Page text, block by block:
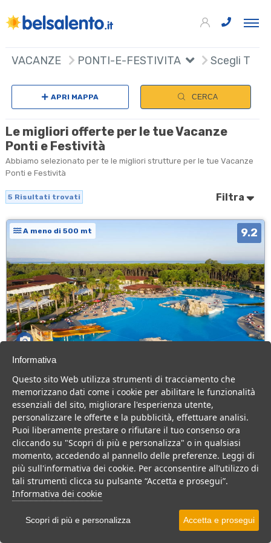
VACANZE PONTI-E-FESTIVITA Scegli
APRI MAPPA CERCA
Le migliori offerte per le tue Vacanze
Ponti e Festività
Abbiamo selezionato per te le migliori strutture per le tue Vacanze
Ponti e Festività
5 Risultati trovati Filtra
A meno di 500 mt 9.2
Calabria
Calabria > Calabria tirrenica > Pizzo Calabro
518 Camere
Grande Resort 4 stelle, sul mare, tanti servizi per il divertimento
della famiglia ed il relax delle coppie
Villaggio Resort Centro Benessere
VEDI SU MAPPA
+
Informativa
Questo sito Web utilizza strumenti di tracciamento che
memorizzano dati come i cookie per abilitare le funzionalità
essenziali del sito, migliorare l'esperienza utente,
personalizzare le offerte e la pubblicità, effettuare analisi.
Puoi liberamente prestare o rifiutare il tuo consenso ora
cliccando su "Scopri di più e personalizza" o in qualsiasi
momento, accedendo al pannello delle preferenze. Leggi di
più sull'informativa dei cookie. Per acconsentire all’utilizzo di
tali strumenti clicca su pulsante “Accetta e prosegui”.
Informativa dei cookie
Scopri di più e personalizza Accetta e prosegui